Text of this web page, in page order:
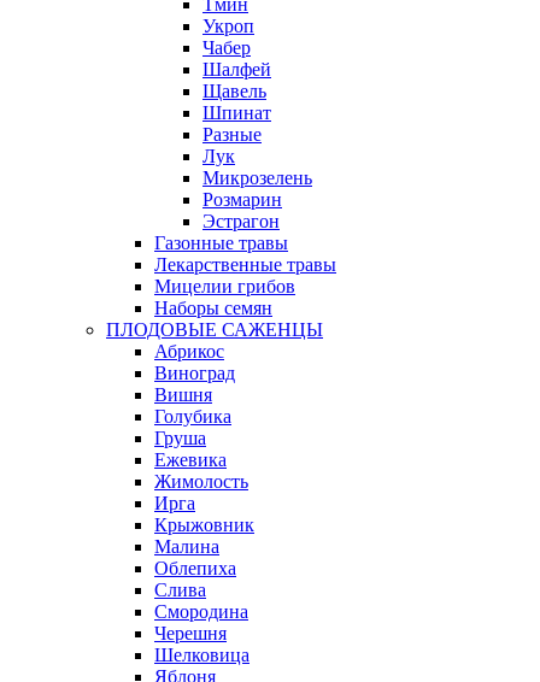
Тмин
Укроп
Чабер
Шалфей
Щавель
Шпинат
Разные
Лук
Микрозелень
Розмарин
Эстрагон
Газонные травы
Лекарственные травы
Мицелии грибов
Наборы семян
ПЛОДОВЫЕ САЖЕНЦЫ
Абрикос
Виноград
Вишня
Голубика
Груша
Ежевика
Жимолость
Ирга
Крыжовник
Малина
Облепиха
Слива
Смородина
Черешня
Шелковица
Яблоня